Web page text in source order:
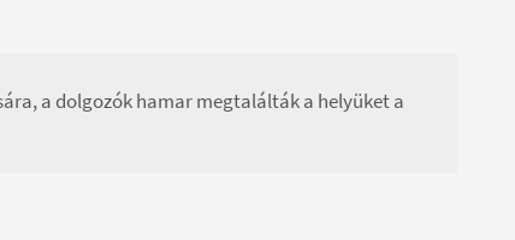
a dolgozók hamar megtalálták a helyüket a